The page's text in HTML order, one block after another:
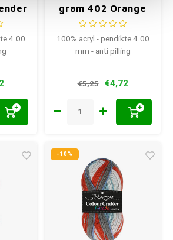
4.00
+
gram 402 Orange
Blend
100% acryl - pendikte 4.00
mm - anti pilling
€5,25 €4,72
+
-10%